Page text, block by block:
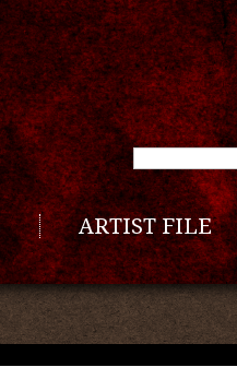
ARTIST FILE